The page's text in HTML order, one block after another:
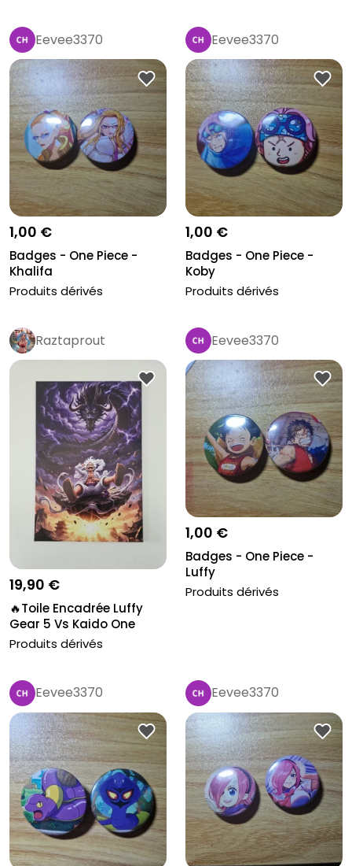
Eevee3370
1,00 €
Badges - One Piece -
Khalifa
Produits dérivés
Eevee3370
1,00 €
Badges - One Piece -
Koby
Produits dérivés
Raztaprout
19,90 €
🔥Toile Encadrée Luffy
Gear 5 Vs Kaido One
Piece 4...
Produits dérivés
Eevee3370
1,00 €
Badges - One Piece -
Luffy
Produits dérivés
Eevee3370 Eevee3370